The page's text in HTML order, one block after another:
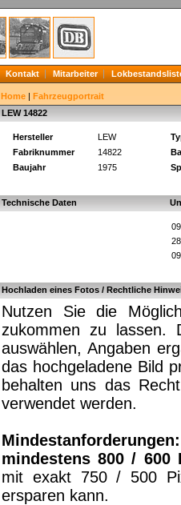
Kontakt Mitarbeiter
Home | Fahrzeugportrait
LEW 14822
Hersteller LEW
Fabriknummer
14822
Baujahr
1975
Technische Daten
Hochladen eines Fotos / Rechtliche
Nutzen Sie die
zukommen zu lassen.
auswählen, Angaben
das hochgeladene Bild
behalten uns das
verwendet werden.
Mindestanforderungen:
mindestens 800 / 600
mit exakt 750 / 500
ersparen kann.